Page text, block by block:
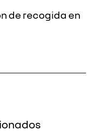
de recogida en